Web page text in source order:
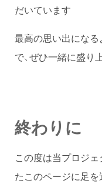
だいています
最高の思い出にな
で、ぜひ一緒に盛り
終わりに
この度は当プロジェ
たこのページに足